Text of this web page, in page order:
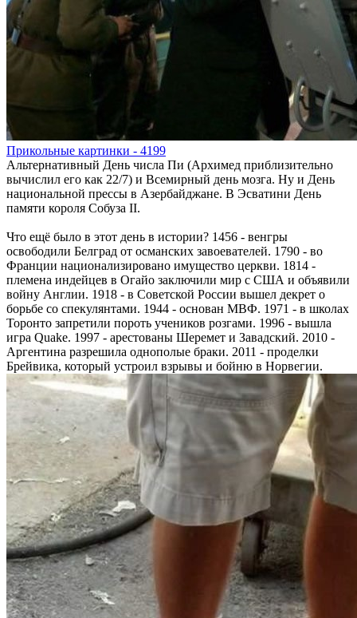
Прикольные картинки - 4199
Альтернативный День числа Пи (Архимед приблизительно
вычислил его как 22/7) и Всемирный день мозга. Ну и День
национальной прессы в Азербайджане. В Эсватини День
памяти короля Собуза II.
Что ещё было в этот день в истории? 1456 - венгры
освободили Белград от османских завоевателей. 1790 - во
Франции национализировано имущество церкви. 1814 -
племена индейцев в Огайо заключили мир с США и объявили
войну Англии. 1918 - в Советской России вышел декрет о
борьбе со спекулянтами. 1944 - основан МВФ. 1971 - в школах
Торонто запретили пороть учеников розгами. 1996 - вышла
игра Quake. 1997 - арестованы Шеремет и Завадский. 2010 -
Аргентина разрешила однополые браки. 2011 - проделки
Брейвика, который устроил взрывы и бойню в Норвегии.